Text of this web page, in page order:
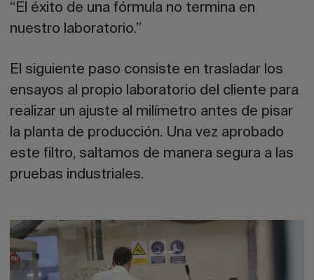
“El éxito de una fórmula no termina en
nuestro laboratorio.”
El siguiente paso consiste en trasladar los
ensayos al propio laboratorio del cliente para
realizar un ajuste al milímetro antes de pisar
la planta de producción. Una vez aprobado
este filtro, saltamos de manera segura a las
pruebas industriales.